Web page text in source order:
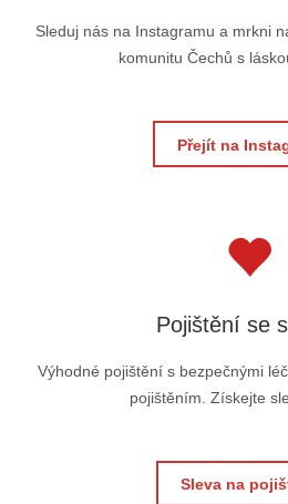
Sleduj nás na Instagramu a mrkni
komunitu Čechů s
Přejít na
Pojištění se
Výhodné pojištění s bezpečnými
pojištěním. Získejte
Sleva na